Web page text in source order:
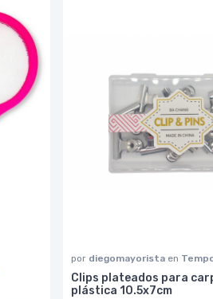
por diegomayorista en
Clips plateados para
plástica 10.5x7cm